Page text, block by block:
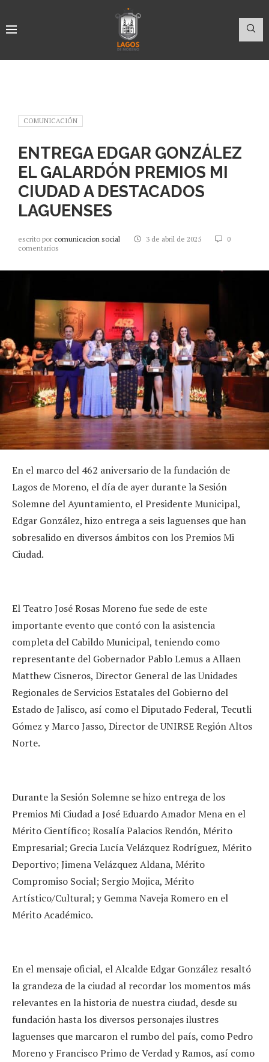
COMUNICACIÓN
ENTREGA EDGAR GONZÁLEZ
EL GALARDÓN PREMIOS MI
CIUDAD A DESTACADOS
LAGUENSES
escrito por comunicacion social 3 de abril de 2025
0
comentarios
En el marco del 462 aniversario de la fundación de
Lagos de Moreno, el día de ayer durante la Sesión
Solemne del Ayuntamiento, el Presidente Municipal,
Edgar González, hizo entrega a seis laguenses que han
sobresalido en diversos ámbitos con los Premios Mi
Ciudad.
El Teatro José Rosas Moreno fue sede de este
importante evento que contó con la asistencia
completa del Cabildo Municipal, teniendo como
representante del Gobernador Pablo Lemus a Allaen
Matthew Cisneros, Director General de las Unidades
Regionales de Servicios Estatales del Gobierno del
Estado de Jalisco, así como el Diputado Federal, Tecutli
Gómez y Marco Jasso, Director de UNIRSE Región Altos
Norte.
Durante la Sesión Solemne se hizo entrega de los
Premios Mi Ciudad a José Eduardo Amador Mena en el
Mérito Científico; Rosalía Palacios Rendón, Mérito
Empresarial; Grecia Lucía Velázquez Rodríguez, Mérito
Deportivo; Jimena Velázquez Aldana, Mérito
Compromiso Social; Sergio Mojica, Mérito
Artístico/Cultural; y Gemma Naveja Romero en el
Mérito Académico.
En el mensaje oficial, el Alcalde Edgar González resaltó
la grandeza de la ciudad al recordar los momentos más
relevantes en la historia de nuestra ciudad, desde su
fundación hasta los diversos personajes ilustres
laguenses que marcaron el rumbo del país, como Pedro
Moreno y Francisco Primo de Verdad y Ramos, así como